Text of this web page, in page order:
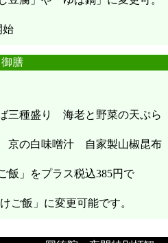
始
御膳
三種盛り 海老と野菜の天ぷら
京の白味噌汁 自家製山椒昆布
飯」をプラス税込385円で
ご飯」に変更可能です。